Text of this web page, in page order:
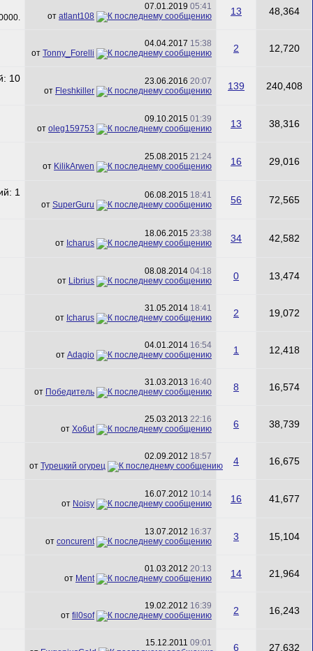
07.01.2019 05:41
от atlant108 13 48,364
04.04.2017 15:38
от Tonny_Forelli 2 12,720
23.06.2016 20:07
от Fleshkiller 139 240,408
09.10.2015 01:39
от oleg159753 13 38,316
25.08.2015 21:24
от KilikArwen 16 29,016
06.08.2015 18:41
от SuperGuru 56 72,565
18.06.2015 23:38
от Icharus 34 42,582
08.08.2014 04:18
от Librius 0 13,474
31.05.2014 18:41
от Icharus 2 19,072
04.01.2014 16:54
от Adagio 1 12,418
31.03.2013 16:40
от Победитель 8 16,574
25.03.2013 22:16
от Xo6ut 6 38,739
02.09.2012 18:57
от Турецкий огурец 4 16,675
16.07.2012 10:14
от Noisy 16 41,677
13.07.2012 16:37
от concurent 3 15,104
01.03.2012 20:13
от Ment 14 21,964
19.02.2012 16:39
от fil0sof 2 16,243
15.12.2011 09:01
6 27,632